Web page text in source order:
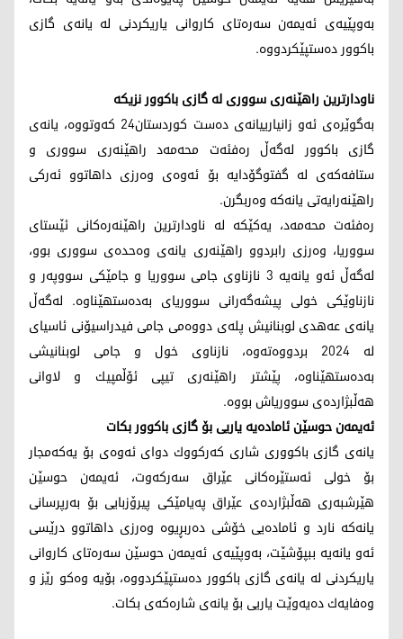
بەوپێیەی ئەیمەن سەرەتای كاروانی یاریكردنی لە یانەی گازی
باكوور دەستپێكردووە.
ناودارترین راهێنەری سووری لە گازی باكوور نزیكە
بەگوێرەی ئەو زانیارییانەی دەست كوردستان24 كەوتووە، یانەی
گازی باكوور لەگەڵ رەفئەت محەمەد راهێنەری سووری و
ستافەكەی لە گفتوگۆدایە بۆ ئەوەی وەرزی داهاتوو ئەركی
راهێنەرایەتی یانەكە وەربگرن.
رەفئەت محەمەد، یەكێكە لە ناودارترین راهێنەرەكانی ئێستای
سووریا، وەرزی رابردوو راهێنەری یانەی وەحدەی سووری بوو،
لەگەڵ ئەو یانەیە 3 نازناوی جامی سووریا و جامێكی سووپەر و
نازناوێكی خولی پیشەگەرانی سووریای بەدەستهێناوە. لەگەڵ
یانەی عەهدی لوبنانیش پلەی دووەمی جامی فیدراسیۆنی ئاسیای
لە 2024 بردووەتەوە، نازناوی خول و جامی لوبنانیشی
بەدەستهێناوە، پێشتر راهێنەری تیپی ئۆڵمپیك و لاوانی
هەڵبژاردەی سووریاش بووە.
ئەیمەن حوسێن ئامادەیە یاریی بۆ گازی باكوور بكات
یانەی گازی باكووری شاری كەركووك دوای ئەوەی بۆ یەكەمجار
بۆ خولی ئەستێرەكانی عێراق سەركەوت، ئەیمەن حوسێن
هێرشبەری هەڵبژاردەی عێراق پەیامێكی پیرۆزبایی بۆ بەرپرسانی
یانەكە نارد و ئامادەیی خۆشی دەربڕیوە وەرزی داهاتوو درێسی
ئەو یانەیە ببپۆشێت، بەوپێیەی ئەیمەن حوسێن سەرەتای كاروانی
یاریكردنی لە یانەی گازی باكوور دەستپێكردووە، بۆیە وەكو رێز و
وەفایەك دەیەوێت یاریی بۆ یانەی شارەكەی بكات.